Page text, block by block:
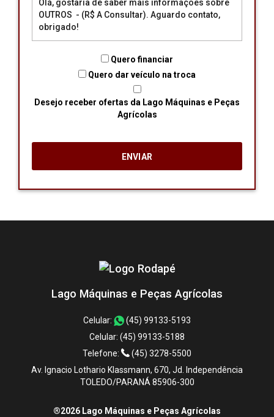
Quero financiar
Quero dar veículo na troca
Desejo receber ofertas da Lago Máquinas e Peças
Agrícolas
Lago Máquinas e Peças Agrícolas
Celular:
(45) 99133-5193
Celular: (45) 99133-5188
Telefone:
(45) 3278-5500
Av. Ignacio Lothario Klassmann, 670, Jd. Independência
TOLEDO/PARANÁ 85906-300
®2026 Lago Máquinas e Peças Agrícolas